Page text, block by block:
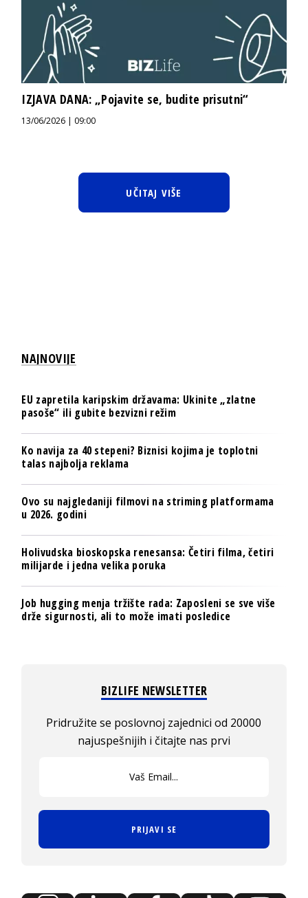
IZJAVA DANA: „Pojavite se, budite prisutni“
13/06/2026 | 09:00
UČITAJ VIŠE
NAJNOVIJE
EU zapretila karipskim državama: Ukinite „zlatne
pasoše“ ili gubite bezvizni režim
Ko navija za 40 stepeni? Biznisi kojima je toplotni
talas najbolja reklama
Ovo su najgledaniji filmovi na striming platformama
u 2026. godini
Holivudska bioskopska renesansa: Četiri filma, četiri
milijarde i jedna velika poruka
Job hugging menja tržište rada: Zaposleni se sve više
drže sigurnosti, ali to može imati posledice
BIZLIFE NEWSLETTER
Pridružite se poslovnoj zajednici od 20000
najuspešnijih i čitajte nas prvi
PRIJAVI SE